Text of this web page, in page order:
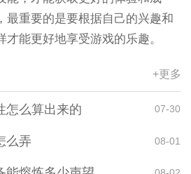
最重要的是要根据自己的兴趣和
能更好地享受游戏的乐趣。
+更多
怎么算出来的 07-30
么弄 08-01